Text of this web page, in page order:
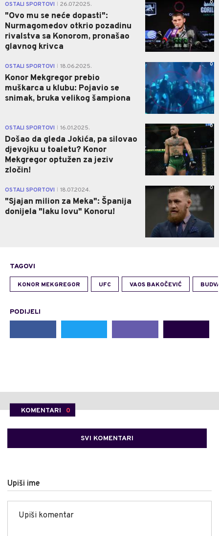
OSTALI SPORTOVI 26.07.2025.
"Ovo mu se neće dopasti":
Nurmagomedov otkrio pozadinu
rivalstva sa Konorom, pronašao
glavnog krivca
0
OSTALI SPORTOVI 18.06.2025.
Konor Mekgregor prebio
muškarca u klubu: Pojavio se
snimak, bruka velikog šampiona
0
OSTALI SPORTOVI 16.01.2025.
Došao da gleda Jokića, pa silovao
djevojku u toaletu? Konor
Mekgregor optužen za jeziv
zločin!
0
OSTALI SPORTOVI 18.07.2024.
"Sjajan milion za Meka": Španija
donijela "laku lovu" Konoru!
0
TAGOVI
KONOR MEKGREGOR UFC VAOS BAKOČEVIĆ
PODIJELI
KOMENTARI 0
SVI KOMENTARI
Upiši ime